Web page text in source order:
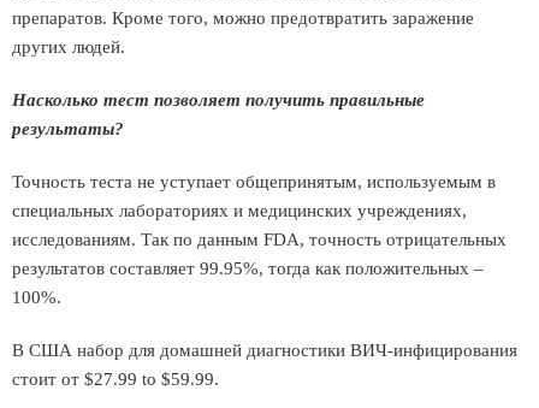
препаратов. Кроме того, можно предотвратить заражение
других людей.
Насколько тест позволяет получить правильные
результаты?
Точность теста не уступает общепринятым, используемым в
специальных лабораториях и медицинских учреждениях,
исследованиям. Так по данным FDA, точность отрицательных
результатов составляет 99.95%, тогда как положительных –
100%.
В США набор для домашней диагностики ВИЧ-инфицирования
стоит от $27.99 to $59.99.